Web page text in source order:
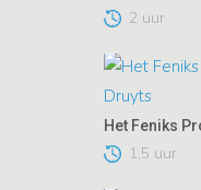
2 uur
1,5 uur